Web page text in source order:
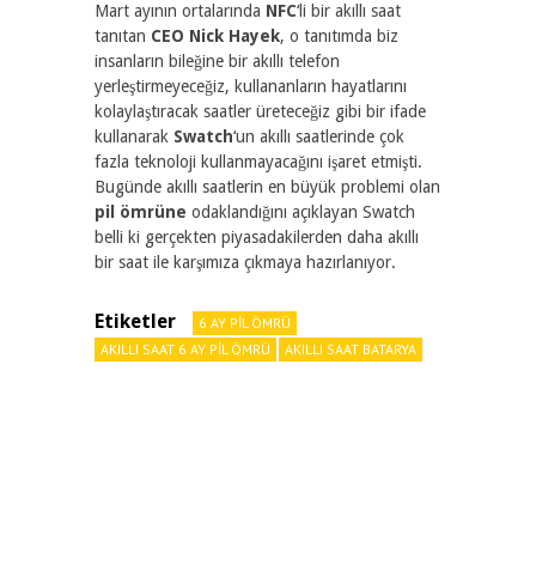
Mart ayının ortalarında NFC‘li bir akıllı saat
tanıtan CEO Nick Hayek, o tanıtımda biz
insanların bileğine bir akıllı telefon
yerleştirmeyeceğiz, kullananların hayatlarını
kolaylaştıracak saatler üreteceğiz gibi bir ifade
kullanarak Swatch‘un akıllı saatlerinde çok
fazla teknoloji kullanmayacağını işaret etmişti.
Bugünde akıllı saatlerin en büyük problemi olan
pil ömrüne odaklandığını açıklayan Swatch
belli ki gerçekten piyasadakilerden daha akıllı
bir saat ile karşımıza çıkmaya hazırlanıyor.
Etiketler
6 AY PIL ÖMRÜ
AKILLI SAAT 6 AY PIL ÖMRÜ
AKILLI SAAT BATARYA